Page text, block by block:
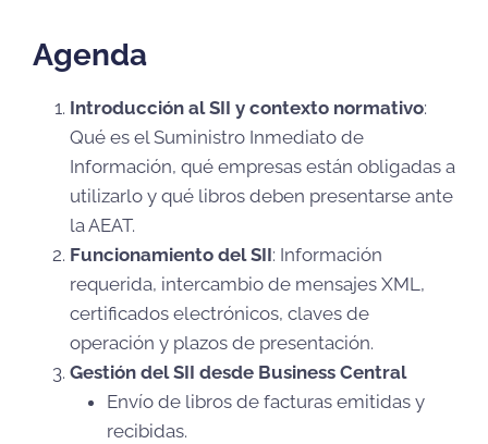
Agenda
Introducción al SII y contexto normativo:
Qué es el Suministro Inmediato de
Información, qué empresas están obligadas a
utilizarlo y qué libros deben presentarse ante
la AEAT.
Funcionamiento del SII: Información
requerida, intercambio de mensajes XML,
certificados electrónicos, claves de
operación y plazos de presentación.
Gestión del SII desde Business Central
Envío de libros de facturas emitidas y
recibidas.